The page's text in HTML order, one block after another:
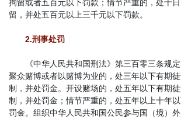
拘留或者五百元以下罚款；情节严重的，处十
留，并处五百元以上三千元以下罚款。
2.刑事处罚
《中华人民共和国刑法》第三百零三条规定
聚众赌博或者以赌博为业的，处三年以下有期
制，并处罚金。开设赌场的，处五年以下有期
制，并处罚金；情节严重的，处五年以上十年
罚金。组织中华人民共和国公民参与国（境）